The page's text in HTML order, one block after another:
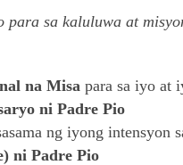
para sa kaluluwa at
na Misa para sa iyo at
ni Padre Pio
ng iyong intensyon
ni Padre Pio